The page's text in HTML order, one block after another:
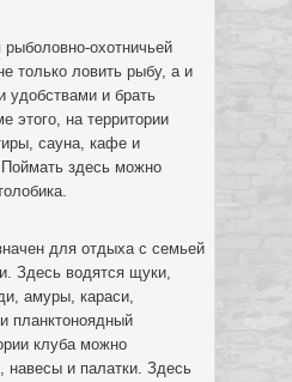
охотничьей
только ловить рыбу, а и
удобствами и брать
этого, на территории
сауна, кафе и
здесь можно
для отдыха с семьей
Здесь водятся щуки,
амуры, караси,
планктоноядный
клуба можно
навесы и палатки. Здесь